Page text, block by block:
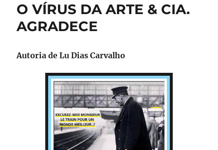
O VÍRUS DA ARTE & CIA.
AGRADECE
Autoria deLu Dias Carvalho